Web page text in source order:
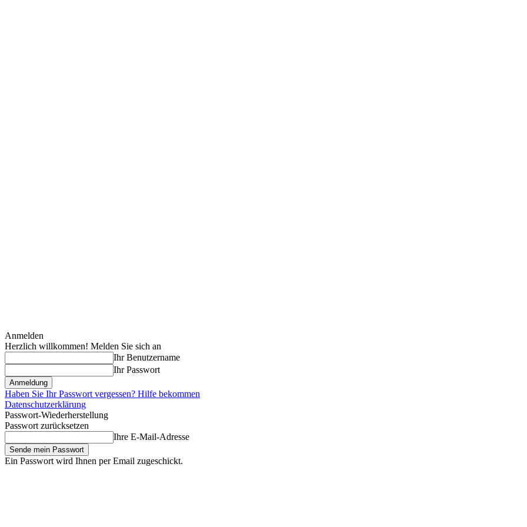
Anmelden
Herzlich willkommen! Melden Sie sich an
Ihr Benutzername
Ihr Passwort
Haben Sie Ihr Passwort vergessen? Hilfe bekommen
Datenschutzerklärung
Passwort-Wiederherstellung
Passwort zurücksetzen
Ihre E-Mail-Adresse
Ein Passwort wird Ihnen per Email zugeschickt.